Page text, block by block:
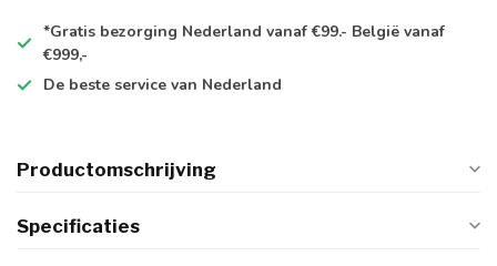
*Gratis bezorging Nederland vanaf €99.- België vanaf
€999,-
De beste service van Nederland
Productomschrijving
Specificaties